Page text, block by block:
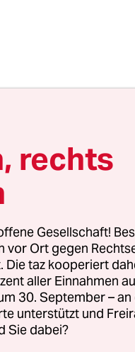
der Tag der
seit 2019 rund
müssen sie
dabei weniger
auf dem
Wochen“
rechts
Gesellschaft!
vor Ort gegen
taz kooperiert
aller Einnahmen
30. September –
unterstützt und
Sie dabei?